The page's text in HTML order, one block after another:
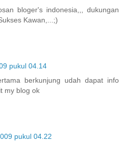
bloger's indonesia,,, dukungan
Kawan,...;)
pukul 04.14
berkunjung udah dapat info
my blog ok
pukul 04.22